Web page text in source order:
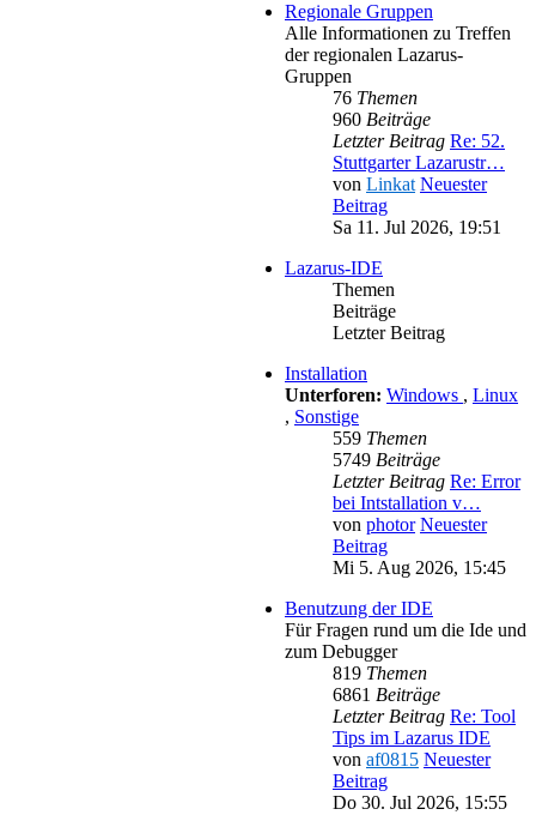
Regionale Gruppen
Alle Informationen zu Treffen
der regionalen Lazarus-
Gruppen
76 Themen
960 Beiträge
Letzter Beitrag Re: 52.
Stuttgarter Lazarustr…
von Linkat Neuester
Beitrag
Sa 11. Jul 2026, 19:51
Lazarus-IDE
Themen
Beiträge
Letzter Beitrag
Installation
Unterforen: Windows , Linux
, Sonstige
559 Themen
5749 Beiträge
Letzter Beitrag Re: Error
bei Intstallation v…
von photor Neuester
Beitrag
Mi 5. Aug 2026, 15:45
Benutzung der IDE
Für Fragen rund um die Ide und
zum Debugger
819 Themen
6861 Beiträge
Letzter Beitrag Re: Tool
Tips im Lazarus IDE
von af0815 Neuester
Beitrag
Do 30. Jul 2026, 15:55